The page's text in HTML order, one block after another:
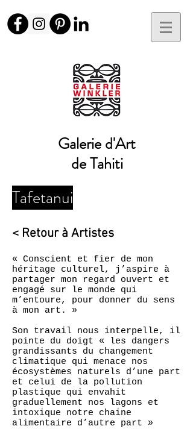
Galerie d'Art
de Tahiti
Tafetanui
< Retour à Artistes
« Conscient et fier de mon
héritage culturel, j’aspire à
partager mon regard ouvert et
engagé sur le monde qui
m’entoure, pour donner du sens
à mon art. »
Son travail nous interpelle, il
pointe du doigt « les dangers
grandissants du changement
climatique qui menace nos
écosystèmes naturels d’une part
et celui de la pollution
plastique qui envahit
graduellement nos lagons et
intoxique notre chaine
alimentaire d’autre part »